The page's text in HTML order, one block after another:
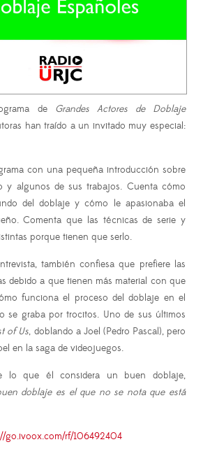
de Grandes Actores de Doblaje
han traído a un invitado muy especial:
con una pequeña introducción sobre
y algunos de sus trabajos. Cuenta cómo
del doblaje y cómo le apasionaba el
Comenta que las técnicas de serie y
porque tienen que serlo.
también confiesa que prefiere las
debido a que tienen más material con que
funciona el proceso del doblaje en el
se graba por trocitos. Uno de sus últimos
of Us, doblando a Joel (Pedro Pascal), pero
en la saga de videojuegos.
lo que él considera un buen doblaje,
doblaje es el que no se nota que está
go.ivoox.com/rf/106492404